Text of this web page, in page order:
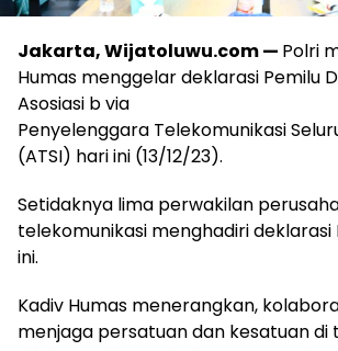
Jakarta, Wijatoluwu.com — Polri
Humas menggelar deklarasi Pemilu
Asosiasi b via
Penyelenggara Telekomunikasi
(ATSI) hari ini (13/12/23).
Setidaknya lima perwakilan
telekomunikasi menghadiri deklarasi
ini.
Kadiv Humas menerangkan,
menjaga persatuan dan kesatuan di